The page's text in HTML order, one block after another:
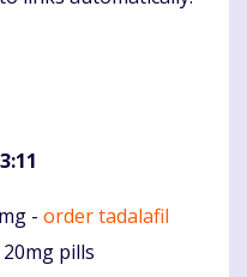
- order tadalafil
pills